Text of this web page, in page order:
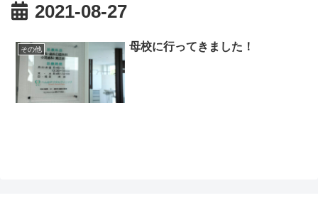
2021-08-27
その他 母校に行ってきました！